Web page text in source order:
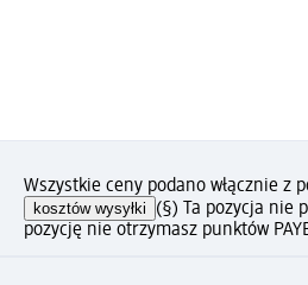
Wszystkie ceny podano włącznie z
kosztów wysyłki (§) Ta pozycja nie
pozycję nie otrzymasz punktów